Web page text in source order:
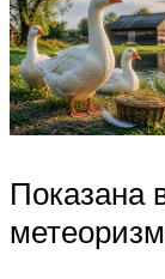
Показана